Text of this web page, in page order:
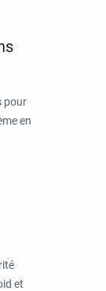
pour
en
et